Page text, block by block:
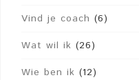
Vind je coach (6)
Wat wil ik (26)
Wie ben ik (12)